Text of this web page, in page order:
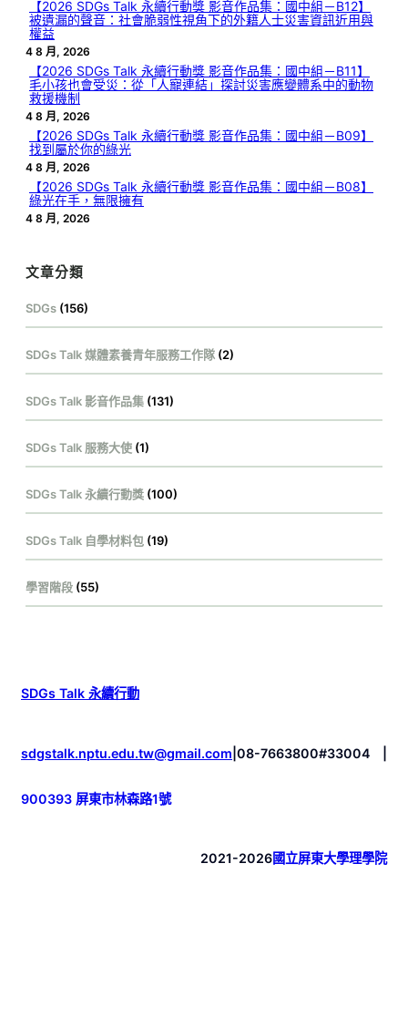
【2026 SDGs Talk 永續行動獎 影音作品集：國中組－B12】
被遺漏的聲音：社會脆弱性視角下的外籍人士災害資訊近用與
權益
4 8 月, 2026
【2026 SDGs Talk 永續行動獎 影音作品集：國中組－B11】
毛小孩也會受災：從「人寵連結」探討災害應變體系中的動物
救援機制
4 8 月, 2026
【2026 SDGs Talk 永續行動獎 影音作品集：國中組－B09】
找到屬於你的綠光
4 8 月, 2026
【2026 SDGs Talk 永續行動獎 影音作品集：國中組－B08】
綠光在手，無限擁有
4 8 月, 2026
文章分類
SDGs (156)
SDGs Talk 媒體素養青年服務工作隊 (2)
SDGs Talk 影音作品集 (131)
SDGs Talk 服務大使 (1)
SDGs Talk 永續行動獎 (100)
SDGs Talk 自學材料包 (19)
學習階段 (55)
SDGs Talk 永續行動
sdgstalk.nptu.edu.tw@gmail.com 08-7663800#33004
900393 屏東市林森路1號
2021-2026國立屏東大學理學院